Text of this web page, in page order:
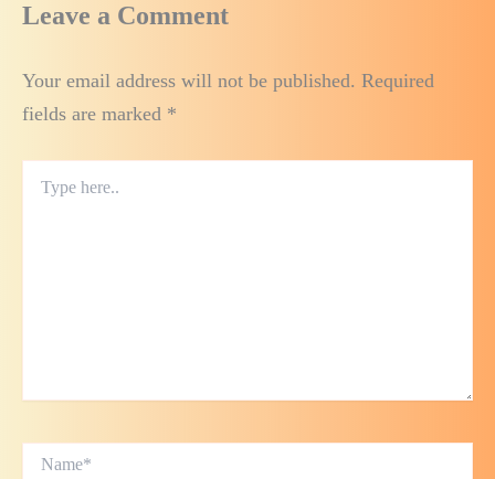
Leave a Comment
Your email address will not be published. Required
fields are marked *
here..